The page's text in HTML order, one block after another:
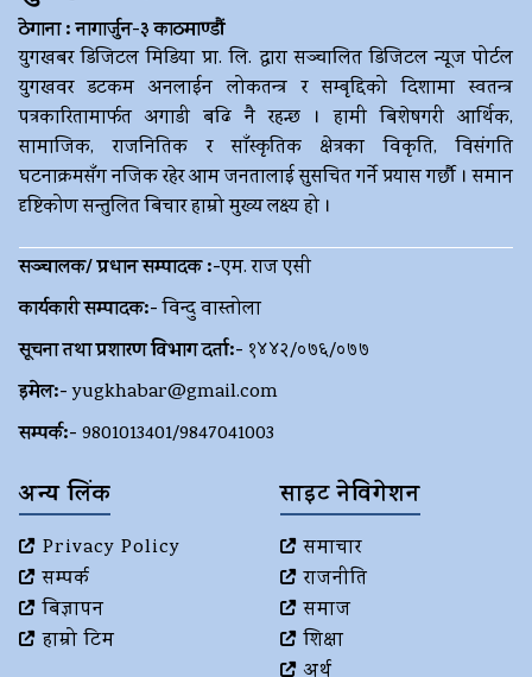
ठेगाना : नागार्जुन-३ काठमाण्डौं
युगखबर डिजिटल मिडिया प्रा. लि. द्धारा सञ्चालित डिजिटल न्यूज पोर्टल
युगखवर डटकम अनलाईन लोकतन्त्र र सम्बृद्दिको दिशामा स्वतन्त्र
पत्रकारितामार्फत अगाडी बढि नै रहन्छ । हामी बिशेषगरी आर्थिक,
सामाजिक, राजनितिक र साँस्कृतिक क्षेत्रका विकृति, विसंगति
घटनाक्रमसँग नजिक रहेर आम जनतालाई सुसचित गर्ने प्रयास गर्छौ । समान
दृष्टिकोण सन्तुलित बिचार हाम्रो मुख्य लक्ष्य हो ।
सञ्चालक/ प्रधान सम्पादक :-एम. राज एसी
कार्यकारी सम्पादक:-विन्दु वास्तोला
सूचना तथा प्रशारण विभाग दर्ता:- १४४२/०७६/०७७
इमेल:- yugkhabar@gmail.com
सम्पर्क:- 9801013401/9847041003
अन्य लिंक
Privacy Policy
सम्पर्क
बिज्ञापन
हाम्रो टिम
साइट नेविगेशन
समाचार
राजनीति
समाज
शिक्षा